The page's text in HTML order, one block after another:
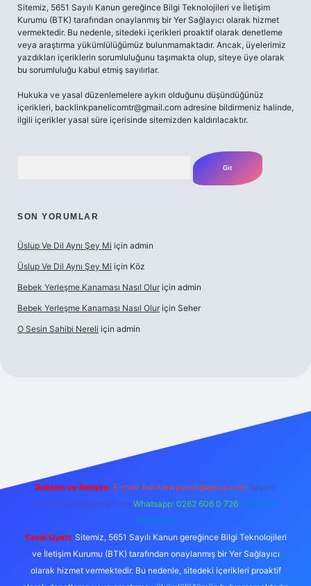
Sitemiz, 5651 Sayılı Kanun gereğince Bilgi Teknolojileri ve İletişim
Kurumu (BTK) tarafından onaylanmış bir Yer Sağlayıcı olarak hizmet
vermektedir. Bu nedenle, sitedeki içerikleri proaktif olarak denetleme
veya araştırma yükümlülüğümüz bulunmamaktadır. Ancak, üyelerimiz
yazdıkları içeriklerin sorumluluğunu taşımakta olup, siteye üye olarak
bu sorumluluğu kabul etmiş sayılırlar.
Hukuka ve yasal düzenlemelere aykırı olduğunu düşündüğünüz
içerikleri, backlinkpanelicomtr@gmail.com adresine bildirmeniz halinde,
ilgili içerikler yasal süre içerisinde sitemizden kaldırılacaktır.
SON YORUMLAR
Üslup Ve Dil Aynı Şey Mi için admin
Üslup Ve Dil Aynı Şey Mi için Köz
Bebek Yerleşme Kanaması Nasıl Olur için admin
Bebek Yerleşme Kanaması Nasıl Olur için Seher
O Sesin Sahibi Nereli için admin
Reklam ve İletişim: E-mail: backlinkpaneli@gmail.com Teams:
forumhizmeti@gmail.com Whatsapp: 0262 606 0 726 Telegram:
@karabul
Yasal Uyarı: Sitemiz, 5651 Sayılı Kanun gereğince Bilgi Teknolojileri
ve İletişim Kurumu (BTK) tarafından onaylanmış bir Yer Sağlayıcı
olarak hizmet vermektedir. Bu nedenle, sitedeki içerikleri proaktif